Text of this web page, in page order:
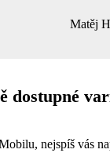
Matěj
dostupné
nejspíš vás